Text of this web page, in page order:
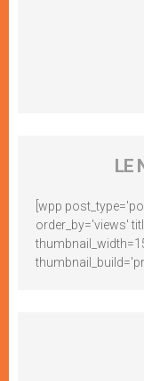
LE
[wpp
order_by='views'